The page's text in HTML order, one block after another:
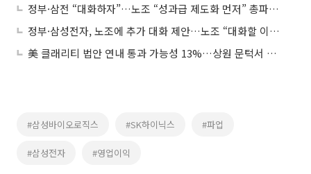
정부·삼전 “대화하자”…노조 “성과급 제도화 먼저” 총파업 강행 방침
정부·삼성전자, 노조에 추가 대화 제안…노조 “대화할 이유 없어”
美 클래리티 법안 연내 통과 가능성 13%…상원 문턱서 제동
#삼성바이오로직스 #SK하이닉스 #파업
#삼성전자 #영업이익